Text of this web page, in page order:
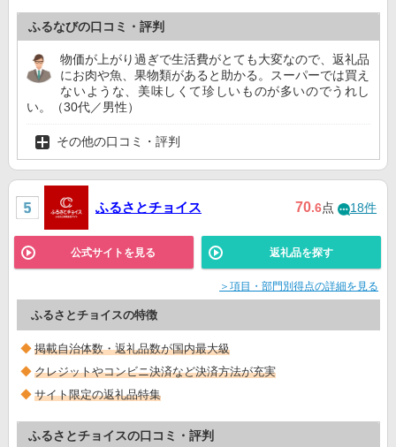
ふるなびの口コミ・評判
物価が上がり過ぎで生活費がとても大変なので、返礼品
にお肉や魚、果物類があると助かる。スーパーでは買え
ないような、美味しくて珍しいものが多いのでうれし
い。（30代／男性）
その他の口コミ・評判
ふるさとチョイス 70.6点 18件
公式サイトを見る 返礼品を探す
＞項目・部門別得点の詳細を見る
ふるさとチョイスの特徴
掲載自治体数・返礼品数が国内最大級
クレジットやコンビニ決済など決済方法が充実
サイト限定の返礼品特集
ふるさとチョイスの口コミ・評判